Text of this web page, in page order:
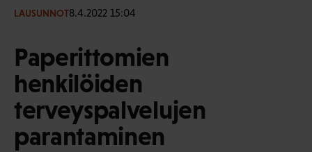
fLAUSUNNOT8.4.2022 15:04
Paperittomien
henkilöiden
terveyspalvelujen
parantaminen